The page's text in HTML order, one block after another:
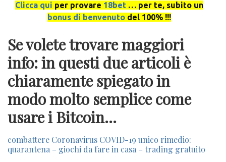
Clicca qui per provare 18bet … per te, subito un
bonus di benvenuto del 100% !!!
Se volete trovare maggiori
info: in questi due articoli è
chiaramente spiegato in
modo molto semplice come
usare i Bitcoin…
combattere Coronavirus COVID-19 unico rimedio:
quarantena – giochi da fare in casa – trading gratuito